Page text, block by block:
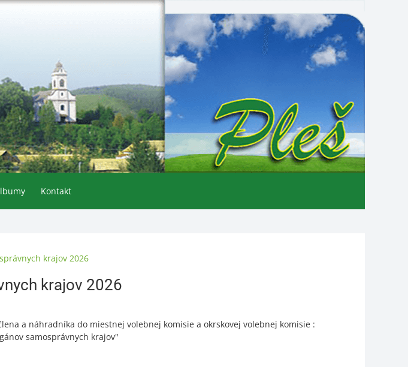
Kontakt
krajov 2026
krajov 2026
a náhradníka do miestnej volebnej komisie a okrskovej volebnej komisie :
samosprávnych krajov"